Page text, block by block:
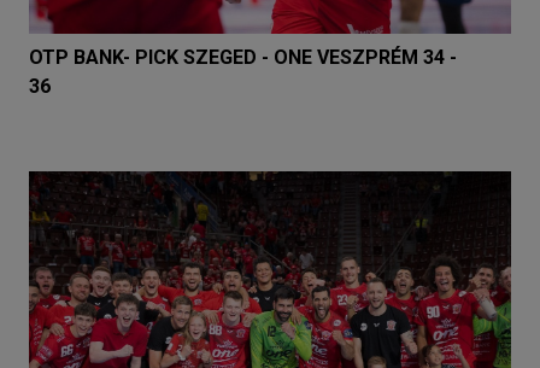
OTP BANK- PICK SZEGED - ONE VESZPRÉM 34 -
36